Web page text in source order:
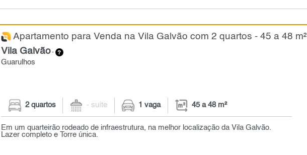
Apartamento para Venda na Vila Galvão com 2 quartos - 45 a 48 m²
Vila Galvão-
Guarulhos
2 quartos - suíte 1 vaga 45 a 48 m²
Em um quarteirão rodeado de infraestrutura, na melhor localização da Vila Galvão.
Lazer completo e Torre única.